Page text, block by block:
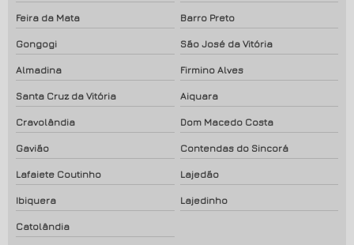
Feira da Mata Barro Preto
Gongogi São José da Vitória
Almadina Firmino Alves
Santa Cruz da Vitória Aiquara
Cravolândia Dom Macedo Costa
Gavião Contendas do Sincorá
Lafaiete Coutinho Lajedão
Ibiquera Lajedinho
Catolândia